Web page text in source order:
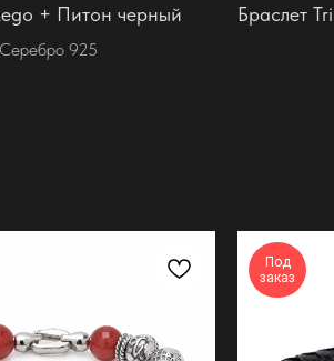
+ Питон черный
Серебро 925
Браслет
Под
заказ